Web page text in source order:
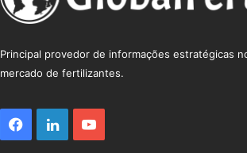
Principal provedor de informações estratégicas
mercado de fertilizantes.
Facebook
LinkedinYouTube